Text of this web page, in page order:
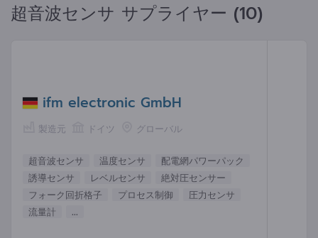
超音波センサ サプライヤー (10)
ifm electronic GmbH
製造元 ドイツ グローバル
超音波センサ 温度センサ
配電網パワーパック
誘導センサ
レベルセンサ
絶対圧センサー
フォーク回折格子
プロセス制御
圧力センサ
流量計
...